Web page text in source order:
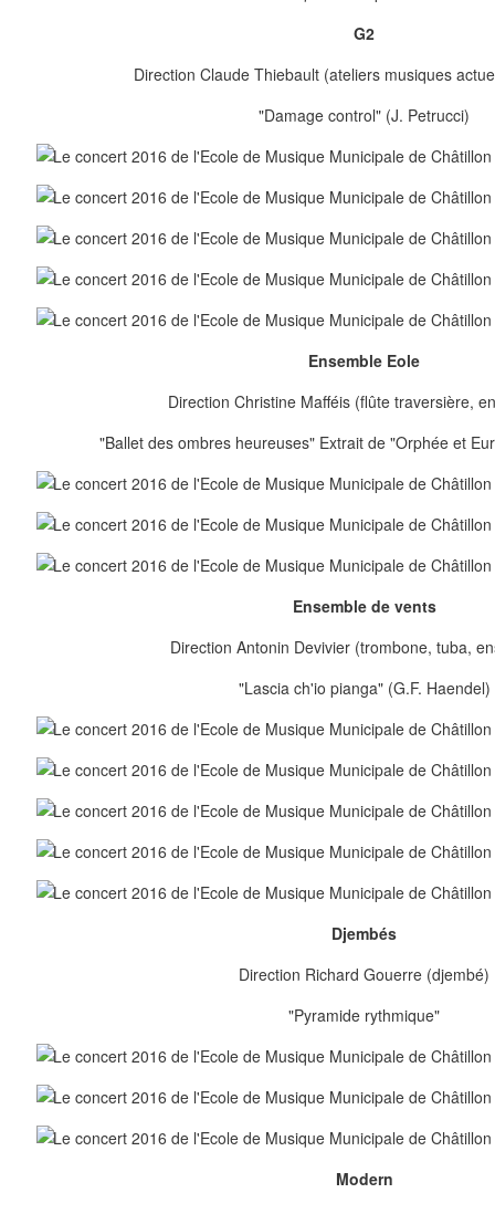
G2
Direction Claude Thiebault (ateliers musiques
"Damage control" (J. Petrucci)
Ensemble Eole
Direction Christine Mafféis (flûte traversière,
"Ballet des ombres heureuses" Extrait de "Orphée et
Ensemble de vents
Direction Antonin Devivier (trombone, tuba,
"Lascia ch'io pianga" (G.F. Haendel)
Djembés
Direction Richard Gouerre (djembé)
"Pyramide rythmique"
Modern